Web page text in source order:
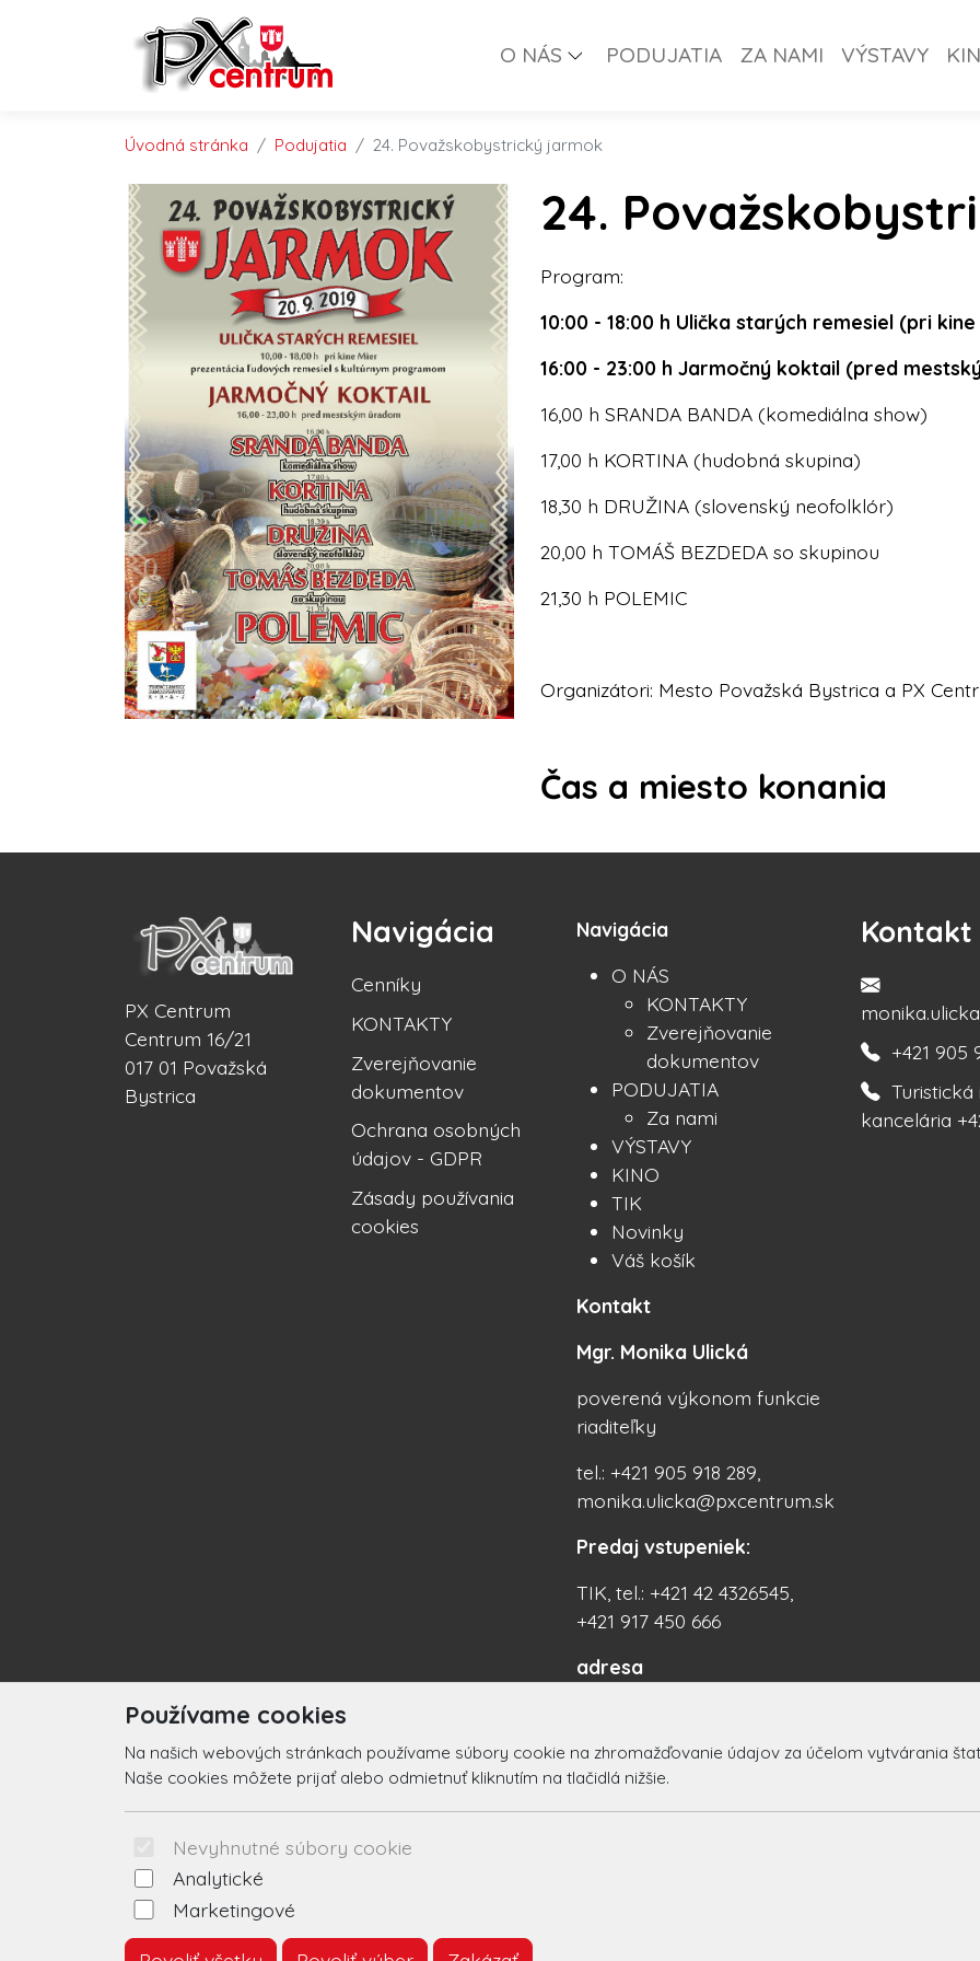
Preskočiť na hlavné menu
O NÁS PODUJATIA ZA NAMI VÝSTAVY
Úvodná stránka Podujatia 24. Považskobystrický jarmok
24.
Program:
10:00 - 18:00 h Ulička starých remesiel (pri
16:00 - 23:00 h Jarmočný koktail (pred
16,00 h SRANDA BANDA (komediálna show)
17,00 h KORTINA (hudobná skupina)
18,30 h DRUŽINA (slovenský neofolklór)
20,00 h TOMÁŠ BEZDEDA so skupinou
21,30 h POLEMIC
Organizátori: Mesto Považská Bystrica a PX
Čas a miesto konania
Používame cookies
Na našich webových stránkach používame súbory cookie na zhromažďovanie údajov za účelom vytvárania
Naše cookies môžete prijať alebo odmietnuť kliknutím na tlačidlá nižšie.
Nevyhnutné súbory cookie
Analytické
Marketingové
PX Centrum
Centrum 16/21
017 01 Považská
Bystrica
Navigácia
Cenníky
KONTAKTY
Zverejňovanie
dokumentov
Ochrana osobných
údajov - GDPR
Zásady používania
cookies
Navigácia
O NÁS
KONTAKTY
Zverejňovanie
dokumentov
PODUJATIA
Za nami
VÝSTAVY
KINO
TIK
Novinky
Váš košík
Kontakt
Mgr. Monika Ulická
poverená výkonom funkcie
riaditeľky
tel.: +421 905 918 289,
monika.ulicka@pxcentrum.sk
Predaj vstupeniek:
TIK, tel.: +421 42 4326545,
+421 917 450 666
adresa
Centrum 16/21, 017 01
Považská Bystrica
Kontakt
+421 905
kancelária